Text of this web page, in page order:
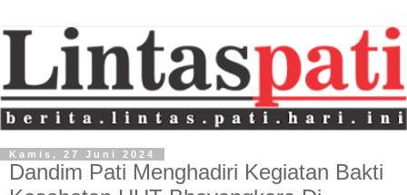
Kamis, 27 Juni 2024
Dandim Pati Menghadiri Kegiatan Bakti